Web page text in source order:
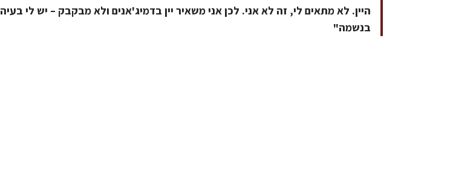
היין. לא מתאים לי, זה לא אני. לכן אני משאיר יין בדמיג'אנים ולא מבקבק – יש לי בעיה
בנשמה"